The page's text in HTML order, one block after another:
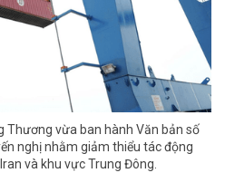
Thương vừa ban hành Văn bản số
nghị nhằm giảm thiểu tác động
và khu vực Trung Đông.